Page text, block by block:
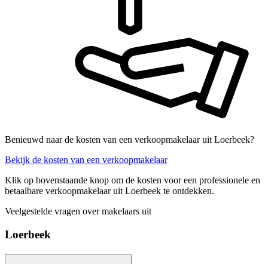
Benieuwd naar de kosten van een verkoopmakelaar uit Loerbeek?
Bekijk de kosten van een verkoopmakelaar
Klik op bovenstaande knop om de kosten voor een professionele en
betaalbare verkoopmakelaar uit Loerbeek te ontdekken.
Veelgestelde vragen over makelaars uit
Loerbeek